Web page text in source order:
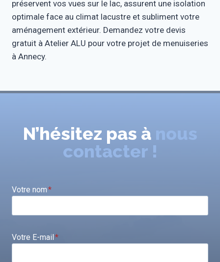
préservent vos vues sur le lac, assurent une isolation
optimale face au climat lacustre et subliment votre
aménagement extérieur. Demandez votre devis
gratuit à Atelier ALU pour votre projet de menuiseries
à Annecy.
N’hésitez pas à nous
contacter !
Votre nom*
Votre E-mail*